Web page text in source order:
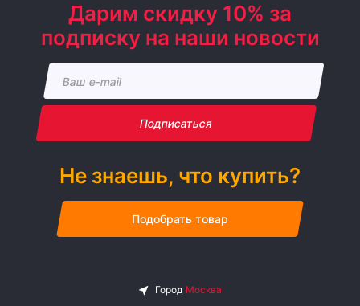
Дарим скидку 10% за
подписку на наши новости
Подписаться
Не знаешь, что купить?
Подобрать товар